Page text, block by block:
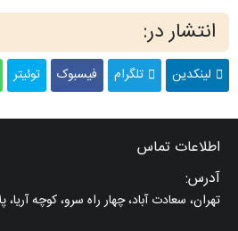
انتشار در:
لینکدین تلگرام فیسبوک توئیتر
اطلاعات تماس
آدرس:
تهران، سعادت آباد، چهار راه سرو، کوچه آریا، پلاک 4، طبقه 4،